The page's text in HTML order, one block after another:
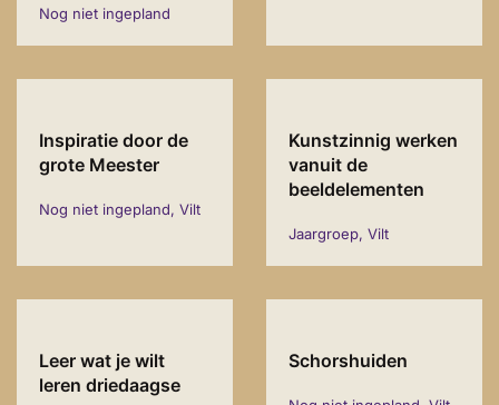
Nog niet ingepland
Inspiratie door de
grote Meester
Nog niet ingepland, Vilt
Kunstzinnig werken
vanuit de
beeldelementen
Jaargroep, Vilt
Leer wat je wilt
leren driedaagse
Schorshuiden